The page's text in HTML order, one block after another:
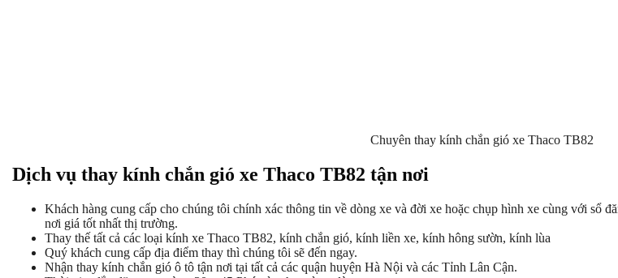
Chuyên thay kính chắn gió xe Thaco TB82
Dịch vụ thay kính chắn gió xe Thaco TB82 tận nơi
Khách hàng cung cấp cho chúng tôi chính xác thông tin về dòng xe và đời xe hoặc chụp hình xe cùng với sổ
nơi giá tốt nhất thị trường.
Thay thế tất cả các loại kính xe Thaco TB82, kính chắn gió, kính liền xe, kính hông sườn, kính lùa
Quý khách cung cấp địa điểm thay thì chúng tôi sẽ đến ngay.
Nhận thay kính chắn gió ô tô tận nơi tại tất cả các quận huyện Hà Nội và các Tỉnh Lân Cận.